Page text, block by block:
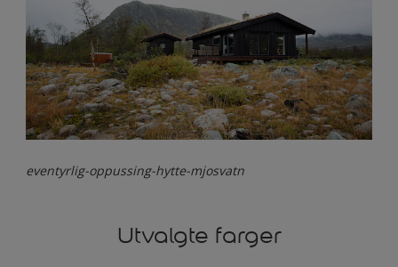
eventyrlig-oppussing-hytte-mjosvatn
Utvalgte farger